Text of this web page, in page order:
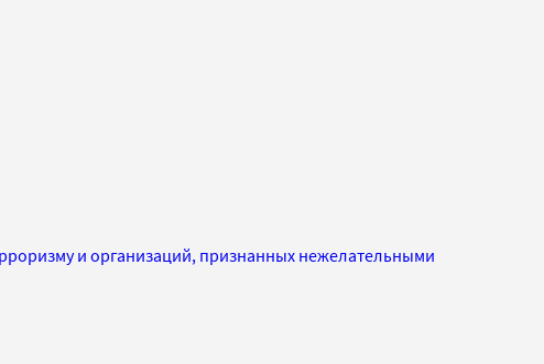
и организаций, признанных нежелательными